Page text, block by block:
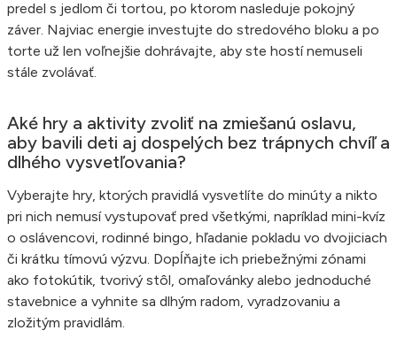
predel s jedlom či tortou, po ktorom nasleduje pokojný
záver. Najviac energie investujte do stredového bloku a po
torte už len voľnejšie dohrávajte, aby ste hostí nemuseli
stále zvolávať.
Aké hry a aktivity zvoliť na zmiešanú oslavu,
aby bavili deti aj dospelých bez trápnych chvíľ a
dlhého vysvetľovania?
Vyberajte hry, ktorých pravidlá vysvetlíte do minúty a nikto
pri nich nemusí vystupovať pred všetkými, napríklad mini-kvíz
o oslávencovi, rodinné bingo, hľadanie pokladu vo dvojiciach
či krátku tímovú výzvu. Dopĺňajte ich priebežnými zónami
ako fotokútik, tvorivý stôl, omaľovánky alebo jednoduché
stavebnice a vyhnite sa dlhým radom, vyradzovaniu a
zložitým pravidlám.